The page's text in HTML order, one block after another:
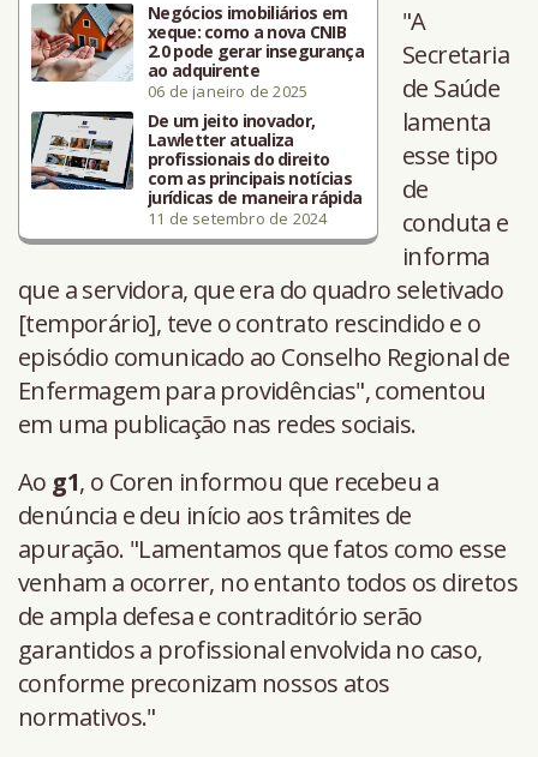
Negócios imobiliários em
xeque: como a nova CNIB
2.0 pode gerar insegurança
ao adquirente
06 de janeiro de 2025
De um jeito inovador,
Lawletter atualiza
profissionais do direito
com as principais notícias
jurídicas de maneira rápida
11 de setembro de 2024
"A
Secretaria
de Saúde
lamenta
esse tipo
de
conduta e
informa
que a servidora, que era do quadro seletivado
[temporário], teve o contrato rescindido e o
episódio comunicado ao Conselho Regional de
Enfermagem para providências", comentou
em uma publicação nas redes sociais.
Ao g1, o Coren informou que recebeu a
denúncia e deu início aos trâmites de
apuração. "Lamentamos que fatos como esse
venham a ocorrer, no entanto todos os diretos
de ampla defesa e contraditório serão
garantidos a profissional envolvida no caso,
conforme preconizam nossos atos
normativos."